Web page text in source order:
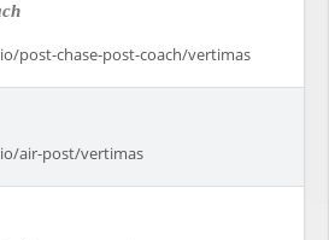
post-chase-post-coach/vertimas
air-post/vertimas